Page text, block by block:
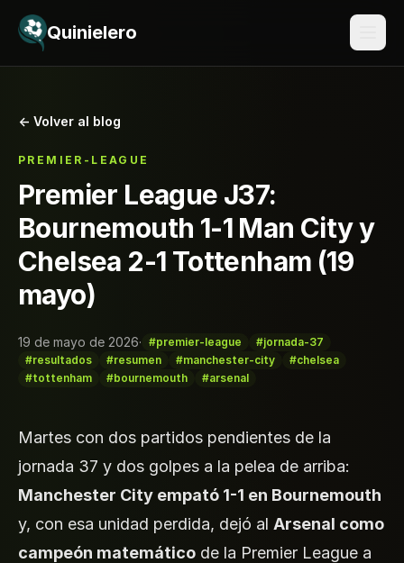
Saltar al contenido
Quinielero
← Volver al blog
PREMIER-LEAGUE
Premier League J37:
Bournemouth 1-1 Man City y
Chelsea 2-1 Tottenham (19
mayo)
19 de mayo de 2026· #premier-league
#jornada-37
#resultados
#resumen #manchester-city
#chelsea
#tottenham
#bournemouth #arsenal
Martes con dos partidos pendientes de la
jornada 37 y dos golpes a la pelea de arriba:
Manchester City empató 1-1 en Bournemouth
y, con esa unidad perdida, dejó al Arsenal como
campeón matemático de la Premier League a